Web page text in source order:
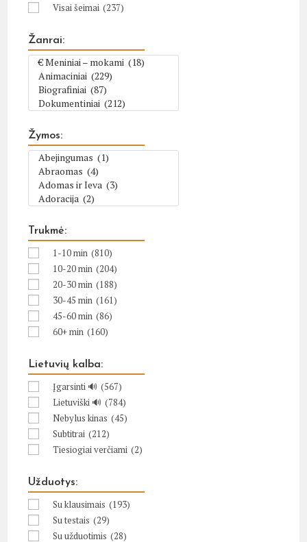
Visai šeimai (237)
Žanrai:
Žymos:
Trukmė:
1-10 min (810)
10-20 min (204)
20-30 min (188)
30-45 min (161)
45-60 min (86)
60+ min (160)
Lietuvių kalba:
Įgarsinti 🔊 (567)
Lietuviški 🔊 (784)
Nebylus kinas (45)
Subtitrai (212)
Tiesiogiai verčiami (2)
Užduotys:
Su klausimais (193)
Su testais (29)
Su užduotimis (28)